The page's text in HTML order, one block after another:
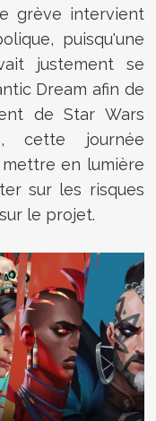
grève intervient
puisqu'une
justement se
Dream afin de
de Star Wars
cette journée
en lumière
sur les risques
le projet.